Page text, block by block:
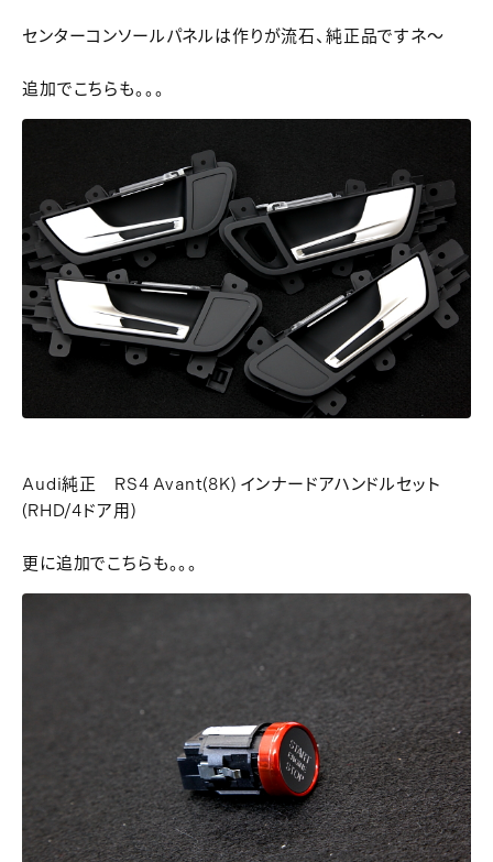
センターコンソールパネルは作りが流石、純正品ですネ～
追加でこちらも。。。
Audi純正 RS4 Avant(8K) インナードアハンドルセット
(RHD/4ドア用)
更に追加でこちらも。。。